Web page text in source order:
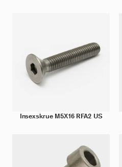
Insexskrue M5X16 RFA2 US